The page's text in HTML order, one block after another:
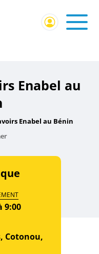
Enabel au
Enabel au Bénin
9:00
Cotonou,